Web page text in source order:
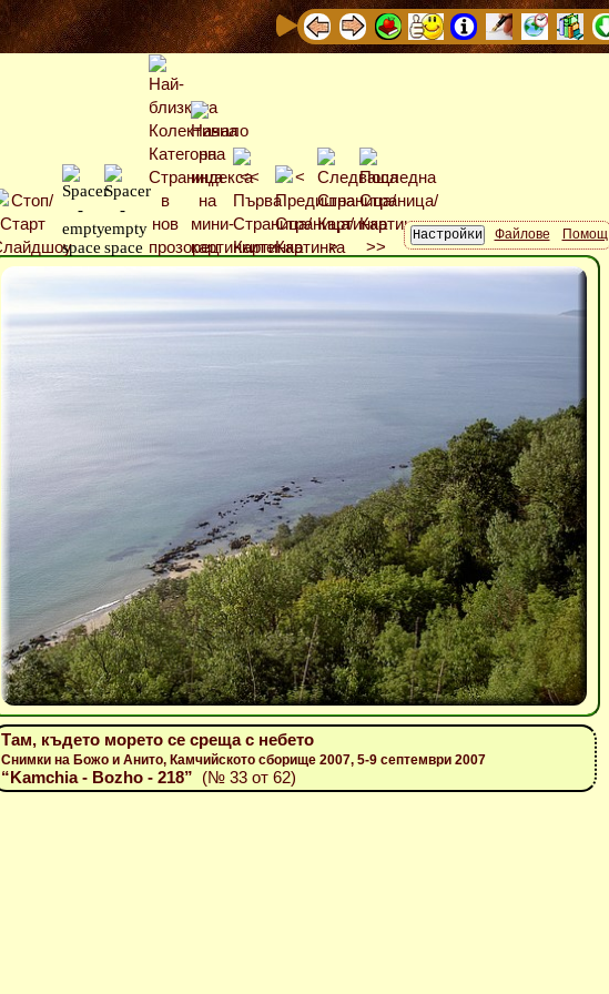
Файлове
Помощ
Там, където морето се среща с небето
Снимки на Божо и Анито, Камчийското сборище 2007, 5-9 септември 2007
“Kamchia - Bozho - 218” (№ 33 от 62)